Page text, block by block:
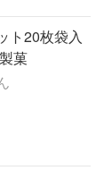
ト20枚袋入
菓